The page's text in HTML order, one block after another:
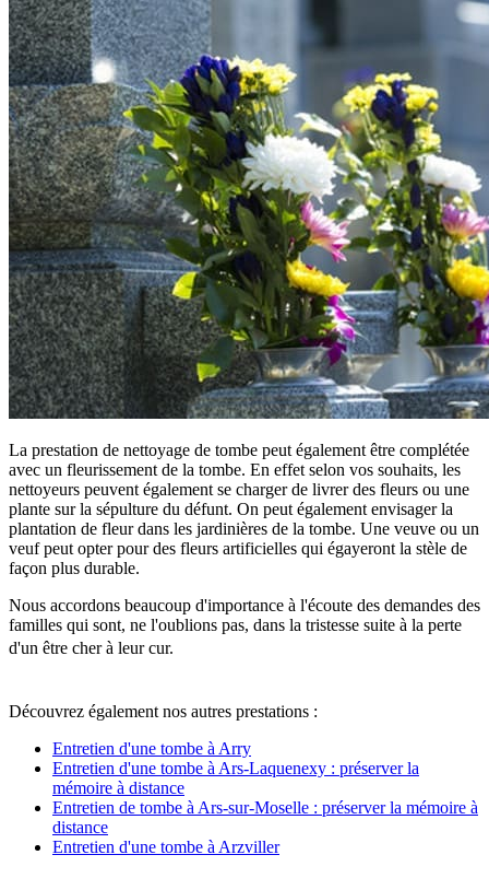
La prestation de nettoyage de tombe peut également être complétée
avec un fleurissement de la tombe. En effet selon vos souhaits, les
nettoyeurs peuvent également se charger de livrer des fleurs ou une
plante sur la sépulture du défunt. On peut également envisager la
plantation de fleur dans les jardinières de la tombe. Une veuve ou un
veuf peut opter pour des fleurs artificielles qui égayeront la stèle de
façon plus durable.
Nous accordons beaucoup d'importance à l'écoute des demandes des
familles qui sont, ne l'oublions pas, dans la tristesse suite à la perte
d'un être cher à leur cur.
Découvrez également nos autres prestations :
Entretien d'une tombe à Arry
Entretien d'une tombe à Ars-Laquenexy : préserver la
mémoire à distance
Entretien de tombe à Ars-sur-Moselle : préserver la mémoire à
distance
Entretien d'une tombe à Arzviller